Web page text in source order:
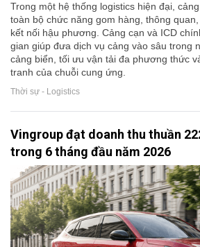
Trong một hệ thống logistics hiện đại,
toàn bộ chức năng gom hàng, thông
kết nối hậu phương. Cảng cạn và ICD
gian giúp đưa dịch vụ cảng vào sâu trong
cảng biển, tối ưu vận tải đa phương thức
tranh của chuỗi cung ứng.
Thời sự - Logistics
Vingroup đạt doanh thu thuần
trong 6 tháng đầu năm 2026